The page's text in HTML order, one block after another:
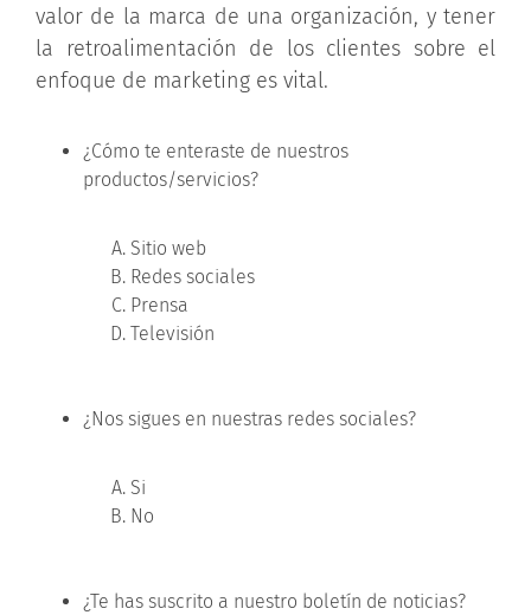
valor de la marca de una organización, y tener
la retroalimentación de los clientes sobre el
enfoque de marketing es vital.
¿Cómo te enteraste de nuestros
productos/servicios?
Sitio web
Redes sociales
Prensa
Televisión
¿Nos sigues en nuestras redes sociales?
Si
No
¿Te has suscrito a nuestro boletín de noticias?